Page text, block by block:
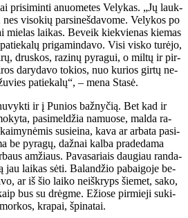
pri­si­min­ti anuo­me­tes Ve­ly­kas. „Jų lauk­
vi­so­kių par­si­neš­da­vo­me. Ve­ly­kos po
mie­las lai­kas. Be­veik kiek­vie­nas kie­mas
pri­ga­min­da­vo. Vi­si vis­ko tu­rė­jo,
drus­kos, ra­zi­nų py­ra­gui, o mil­tų ir pir­
da­ry­da­vo to­kios, nuo ku­rios gir­tų ne­
pa­tie­ka­lų“, – me­na Sta­sė.
ir į Pu­nios baž­ny­čią. Bet kad ir
pa­si­mel­džia na­muo­se, mal­da ra­
su­si­ei­na, ka­va ar ar­ba­ta pa­si­
be py­ra­gų, daž­nai kal­ba pra­de­da­ma
am­žiaus. Pa­va­sa­riais dau­giau ran­da­
jau lai­kas sė­ti. Ba­lan­džio pa­bai­go­je be­
ar iš šio lai­ko ne­iš­kryps šie­met, sa­ko,
bus su drėg­me. Ežio­se pir­mie­ji su­ki­
kra­pai, špi­na­tai.